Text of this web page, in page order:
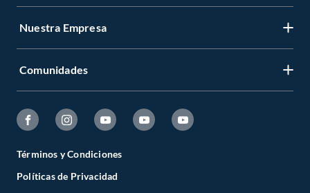
Nuestra Empresa
Comunidades
Términos y Condiciones
Políticas de Privacidad